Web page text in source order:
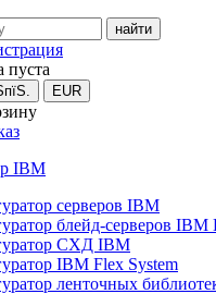
пуста
EUR
IBM
серверов IBM
блейд-серверов IBM
СХД IBM
IBM Flex System
ленточных